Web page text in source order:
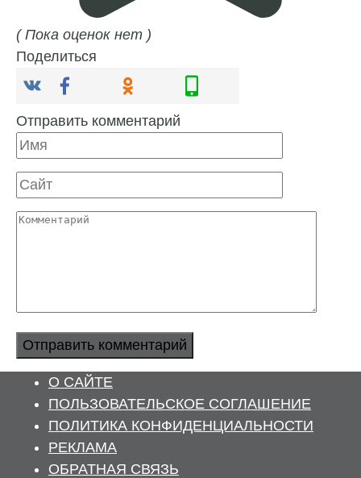
( Пока оценок нет )
Поделиться
Отправить комментарий
Имя
Сайт
Комментарий
О САЙТЕ
ПОЛЬЗОВАТЕЛЬСКОЕ СОГЛАШЕНИЕ
ПОЛИТИКА КОНФИДЕНЦИАЛЬНОСТИ
РЕКЛАМА
ОБРАТНАЯ СВЯЗЬ